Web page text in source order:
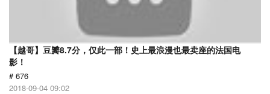
【越哥】豆瓣8.7分，仅此一部！史上最浪漫也最卖座的法国电
影！
# 676
2018-09-04 09:02